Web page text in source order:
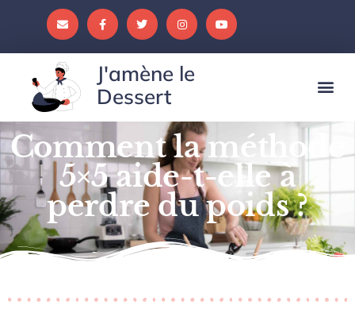
J'amène le
Dessert
Comment la méthode
5×5 aide-t-elle à
perdre du poids ?